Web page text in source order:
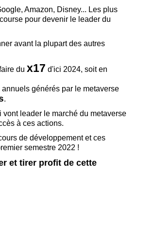
Amazon, Disney... Les plus
pour devenir le leader du
avant la plupart des autres
du x17 d'ici 2024, soit en
générés par le metaverse
.
leader le marché du metaverse
à ces actions.
de développement et ces
semestre 2022 !
et tirer profit de cette